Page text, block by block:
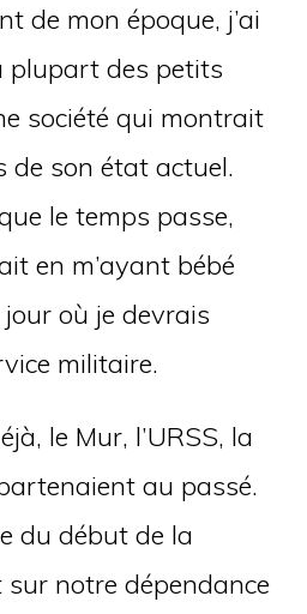
de mon époque, j’ai
plupart des petits
société qui montrait
de son état actuel.
le temps passe,
en m’ayant bébé
où je devrais
militaire.
le Mur, l’URSS, la
au passé.
du début de la
notre dépendance